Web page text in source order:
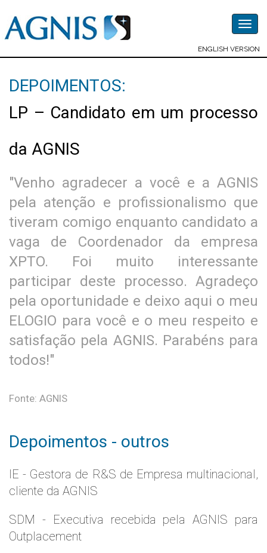
ENGLISH VERSION
DEPOIMENTOS:
LP – Candidato em um processo
da AGNIS
"Venho agradecer a você e a AGNIS
pela atenção e profissionalismo que
tiveram comigo enquanto candidato a
vaga de Coordenador da empresa
XPTO. Foi muito interessante
participar deste processo. Agradeço
pela oportunidade e deixo aqui o meu
ELOGIO para você e o meu respeito e
satisfação pela AGNIS. Parabéns para
todos!"
Fonte: AGNIS
Depoimentos - outros
IE - Gestora de R&S de Empresa multinacional,
cliente da AGNIS
SDM - Executiva recebida pela AGNIS para
Outplacement